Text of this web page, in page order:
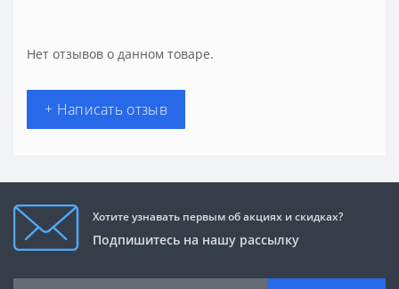
Нет отзывов о данном товаре.
+ Написать отзыв
Хотите узнавать первым об акциях и скидках?
Подпишитесь на нашу рассылку